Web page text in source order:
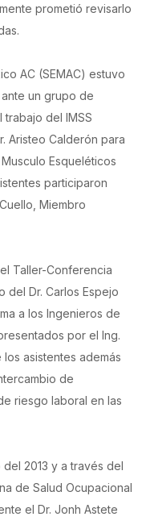
prometió revisarlo
AC (SEMAC) estuvo
un grupo de
del IMSS
Aristeo Calderón para
Esqueléticos
participaron
Miembro
Taller-Conferencia
del Dr. Carlos Espejo
a los Ingenieros de
por el Ing.
asistentes además
de
riesgo laboral en las
del 2013 y a través del
de Salud Ocupacional
el Dr. Jonh Astete